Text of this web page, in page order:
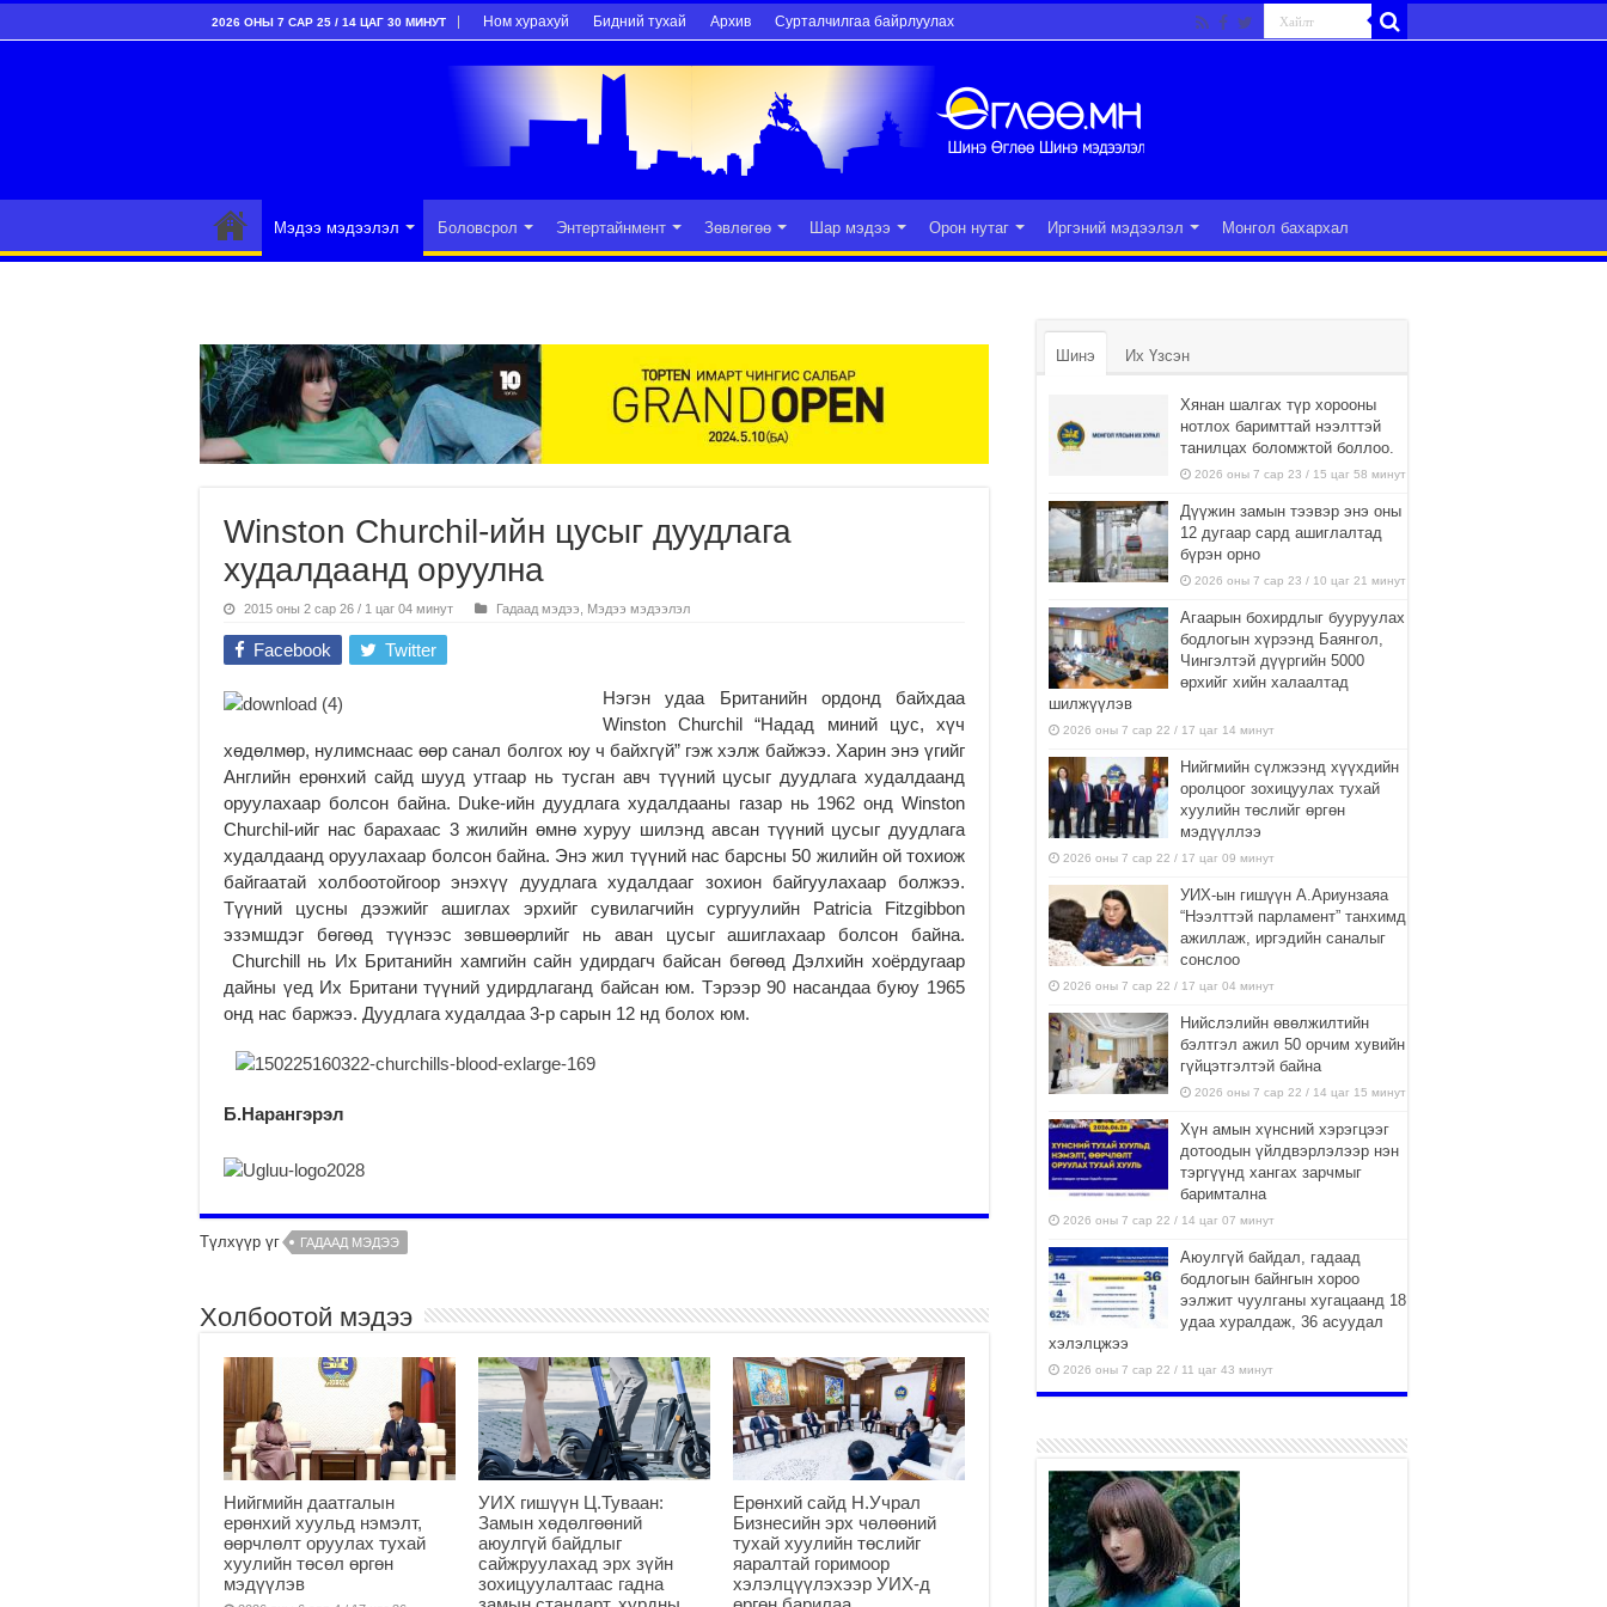
2026 ОНЫ 7 САР 25 / 14 ЦАГ 30 МИНУТ Ном хурахуй Бидний тухай Архив Сурталчилгаа байрлуулах
Мэдээ мэдээлэл Боловсрол Энтертайнмент Зөвлөгөө Шар мэдээ Орон нутаг Иргэний мэдээлэл Монгол бахархал
Winston Churchil-ийн цусыг дуудлага
худалдаанд оруулна
2015 оны 2 сар 26 / 1 цаг 04 минут Гадаад мэдээ Мэдээ мэдээлэл
Facebook Twitter
Нэгэн удаа Британийн ордонд байхдаа
Winston Churchil “Надад миний цус, хүч
хөдөлмөр, нулимснаас өөр санал болгох юу ч байхгүй” гэж хэлж байжээ. Харин энэ үгийг
Английн ерөнхий сайд шууд утгаар нь тусган авч түүний цусыг дуудлага худалдаанд
оруулахаар болсон байна. Duke-ийн дуудлага худалдааны газар нь 1962 онд Winston
Churchil-ийг нас барахаас 3 жилийн өмнө хуруу шилэнд авсан түүний цусыг дуудлага
худалдаанд оруулахаар болсон байна. Энэ жил түүний нас барсны 50 жилийн ой тохиож
байгаатай холбоотойгоор энэхүү дуудлага худалдааг зохион байгуулахаар болжээ.
Түүний цусны дээжийг ашиглах эрхийг сувилагчийн сургуулийн Patricia Fitzgibbon
эзэмшдэг бөгөөд түүнээс зөвшөөрлийг нь аван цусыг ашиглахаар болсон байна.
Churchill нь Их Британийн хамгийн сайн удирдагч байсан бөгөөд Дэлхийн хоёрдугаар
дайны үед Их Британи түүний удирдлаганд байсан юм. Тэрээр 90 насандаа буюу 1965
онд нас баржээ. Дуудлага худалдаа 3-р сарын 12 нд болох юм.
Б.Нарангэрэл
Түлхүүр үг ГАДААД МЭДЭЭ
Холбоотой мэдээ
Нийгмийн даатгалын
ерөнхий хуульд нэмэлт,
өөрчлөлт оруулах тухай
хуулийн төсөл өргөн
мэдүүлэв
УИХ гишүүн Ц.Туваан:
Замын хөдөлгөөний
аюулгүй байдлыг
сайжруулахад эрх зүйн
зохицуулалтаас гадна
Ерөнхий сайд Н.Учрал
Бизнесийн эрх чөлөөний
тухай хуулийн төслийг
яаралтай горимоор
хэлэлцүүлэхээр УИХ-д
Шинэ Их Үзсэн
Хянан шалгах түр хорооны
нотлох баримттай нээлттэй
танилцах боломжтой боллоо.
2026 оны 7 сар 23 / 15 цаг 58 минут
Дүүжин замын тээвэр энэ оны
12 дугаар сард ашиглалтад
бүрэн орно
2026 оны 7 сар 23 / 10 цаг 21 минут
Агаарын бохирдлыг бууруулах
бодлогын хүрээнд Баянгол,
Чингэлтэй дүүргийн 5000
өрхийг хийн халаалтад
шилжүүлэв
2026 оны 7 сар 22 / 17 цаг 14 минут
Нийгмийн сүлжээнд хүүхдийн
оролцоог зохицуулах тухай
хуулийн төслийг өргөн
мэдүүллээ
2026 оны 7 сар 22 / 17 цаг 09 минут
УИХ-ын гишүүн А.Ариунзаяа
“Нээлттэй парламент” танхимд
ажиллаж, иргэдийн саналыг
сонслоо
2026 оны 7 сар 22 / 17 цаг 04 минут
Нийслэлийн өвөлжилтийн
бэлтгэл ажил 50 орчим хувийн
гүйцэтгэлтэй байна
2026 оны 7 сар 22 / 14 цаг 15 минут
Хүн амын хүнсний хэрэгцээг
дотоодын үйлдвэрлэлээр нэн
тэргүүнд хангах зарчмыг
баримтална
2026 оны 7 сар 22 / 14 цаг 07 минут
Аюулгүй байдал, гадаад
бодлогын байнгын хороо
ээлжит чуулганы хугацаанд 18
удаа хуралдаж, 36 асуудал
хэлэлцжээ
2026 оны 7 сар 22 / 11 цаг 43 минут
боломжтой-Хүүхэд хөгжүүлэх
төв” байгуулах төсөлд төр,
хувийн хэвшлийн түншлэлийн хүрээнд хамтран
ажиллахыг урьж байна
2026 оны 7 сар 22 / 9 цаг 28 минут
Б.Пүрэвдагва: “Урт цагаан”-ыг
залуучууд чөлөөт цагаа